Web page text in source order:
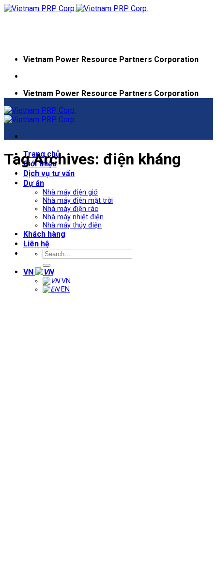
Skip
Vietnam Power Resource Partners Corporation
Vietnam Power Resource Partners Corporation
Trang chủ
Giới thiệu
Dịch vụ tư vấn
Dự án
Nhà máy điện gió
Nhà máy điện mặt trời
Nhà máy điện rác
Nhà máy nhiệt điện
Nhà máy thủy điện
Khách hàng
Liên hệ
VN
VN
EN
Tag Archives: điện kháng